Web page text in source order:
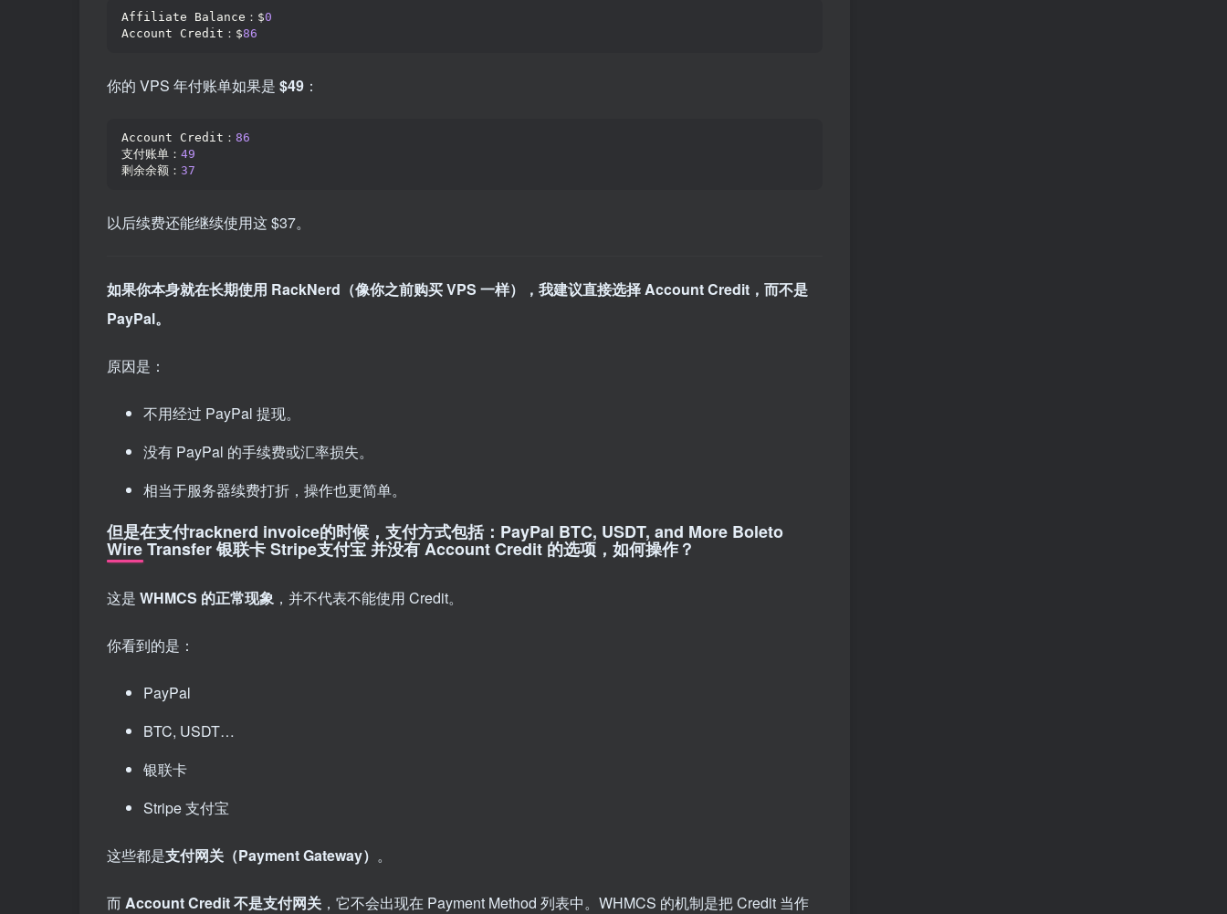
Affiliate Balance：$0
Account Credit：$86
你的 VPS 年付账单如果是 $49 ：
Account Credit： 86
支付账单： 49
剩余余额： 37
以后续费还能继续使用这 $37。
如果你本身就在长期使用 RackNerd（像你之前购买 VPS 一样），我建议直接选择 Account Credit，而不是
PayPal。
原因是：
不用经过 PayPal 提现。
没有 PayPal 的手续费或汇率损失。
相当于服务器续费打折，操作也更简单。
但是在支付racknerd invoice的时候，支付方式包括：PayPal BTC, USDT, and More Boleto
Wire Transfer 银联卡 Stripe支付宝 并没有 Account Credit 的选项，如何操作？
这是 WHMCS 的正常现象 ，并不代表不能使用 Credit。
你看到的是：
PayPal
BTC, USDT…
银联卡
Stripe 支付宝
这些都是支付网关（Payment Gateway） 。
而Account Credit 不是支付网关 ，它不会出现在 Payment Method 列表中。WHMCS 的机制是把 Credit 当作